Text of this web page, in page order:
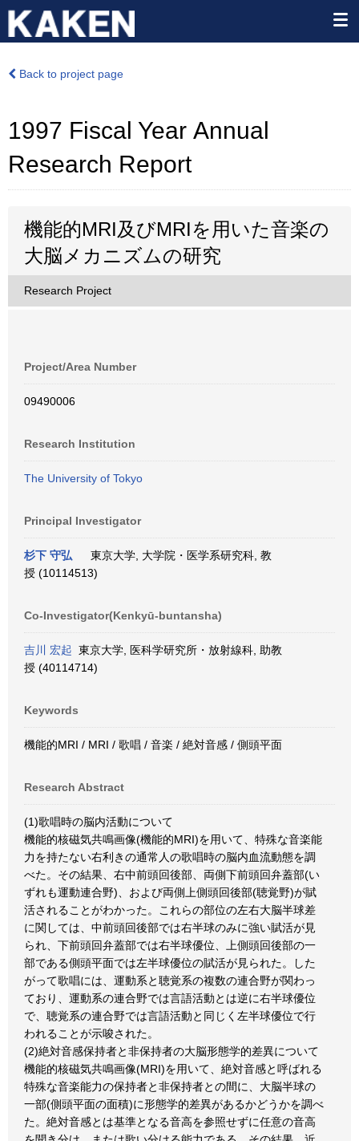
Back to project page
1997 Fiscal Year Annual
Research Report
機能的MRI及びMRIを用いた音楽の
大脳メカニズムの研究
Research Project
Project/Area Number
09490006
Research Institution
The University of Tokyo
Principal Investigator
杉下 守弘
東京大学, 大学院・医学系研究科, 教
授 (10114513)
Co-Investigator(Kenkyū-buntansha)
吉川 宏起 東京大学, 医科学研究所・放射線科, 助教
授 (40114714)
Keywords
機能的MRI / MRI / 歌唱 / 音楽 / 絶対音感 / 側頭平面
Research Abstract
(1)歌唱時の脳内活動について
機能的核磁気共鳴画像(機能的MRI)を用いて、特殊な音楽能
力を持たない右利きの通常人の歌唱時の脳内血流動態を調
べた。その結果、右中前頭回後部、両側下前頭回弁蓋部(い
ずれも運動連合野)、および両側上側頭回後部(聴覚野)が賦
活されることがわかった。これらの部位の左右大脳半球差
に関しては、中前頭回後部では右半球のみに強い賦活が見
られ、下前頭回弁蓋部では右半球優位、上側頭回後部の一
部である側頭平面では左半球優位の賦活が見られた。した
がって歌唱には、運動系と聴覚系の複数の連合野が関わっ
ており、運動系の連合野では言語活動とは逆に右半球優位
で、聴覚系の連合野では言語活動と同じく左半球優位で行
われることが示唆された。
(2)絶対音感保持者と非保持者の大脳形態学的差異について
機能的核磁気共鳴画像(MRI)を用いて、絶対音感と呼ばれる
特殊な音楽能力の保持者と非保持者との間に、大脳半球の
一部(側頭平面の面積)に形態学的差異があるかどうかを調べ
た。絶対音感とは基準となる音高を参照せずに任意の音高